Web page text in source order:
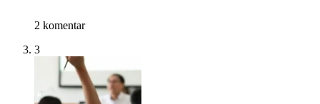
2 komentar
3